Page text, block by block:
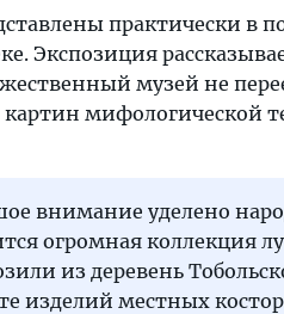
практически в
Экспозиция
музей не
картин мифологической
внимание уделено
огромная коллекция
из деревень
изделий местных